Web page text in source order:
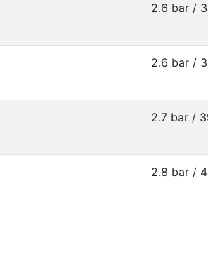
2.6 bar /
2.6 bar /
2.7 bar /
2.8 bar /